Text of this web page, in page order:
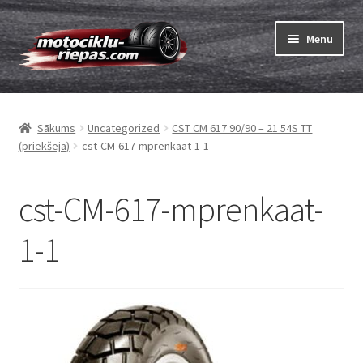
Skip
to
navigation
Skip
to
content
Menu
Riepas
Expand
Kameras
Viss par riepām
Expand
Tests
Sākums Uncategorized
CST CM 617 90/90 – 21 54S TT
(priekšējā)
cst-CM-617-mprenkaat-1-1
cst-CM-617-mprenkaat-
1-1